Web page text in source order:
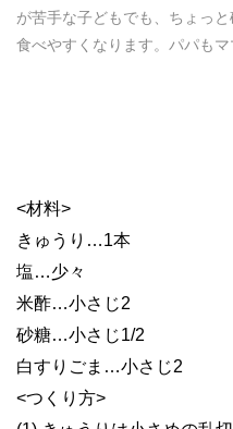
が苦手な子どもでも、ちょっ
食べやすくなります。パパもマ
<材料>
きゅうり…1本
塩…少々
米酢…小さじ2
砂糖…小さじ1/2
白すりごま…小さじ2
<つくり方>